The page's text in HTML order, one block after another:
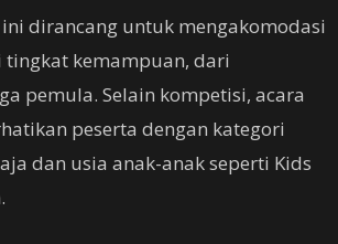
dirancang untuk mengakomodasi
kemampuan, dari
pemula. Selain kompetisi, acara
peserta dengan kategori
dan usia anak-anak seperti Kids